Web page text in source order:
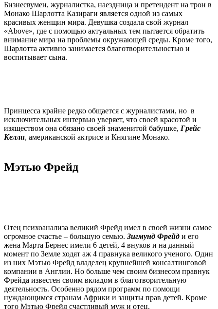
Бизнесвумен, журналистка, наездница и претендент на трон в
Монако Шарлотта Казираги является одной из самых
красивых женщин мира. Девушка создала свой журнал
«Above», где с помощью актуальных тем пытается обратить
внимание мира на проблемы окружающей среды. Кроме того,
Шарлотта активно занимается благотворительностью и
воспитывает сына.
Принцесса крайне редко общается с журналистами, но в
исключительных интервью уверяет, что своей красотой и
изяществом она обязано своей знаменитой бабушке, Грейс
Келли, американской актрисе и Княгине Монако.
Мэтью Фрейд
Отец психоанализа великий Фрейд имел в своей жизни самое
огромное счастье – большую семью. Зигмунд Фрейд и его
жена Марта Бернес имели 6 детей, 4 внуков и на данный
момент по Земле ходят аж 4 правнука великого ученого. Один
из них Мэтью Фрейд владелец крупнейшей консалтинговой
компании в Англии. Но больше чем своим бизнесом правнук
Фрейда известен своим вкладом в благотворительную
деятельность. Особенно рядом программ по помощи
нуждающимся странам Африки и защиты прав детей. Кроме
того Мэтью Фрейд счастливый муж и отец.